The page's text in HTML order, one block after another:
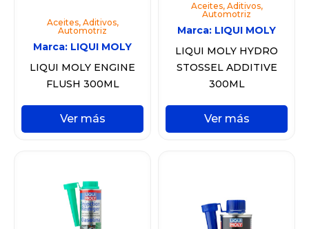
Aceites, Aditivos,
Automotriz
Marca: LIQUI MOLY
LIQUI MOLY ENGINE
FLUSH 300ML
Ver más
Aceites, Aditivos,
Automotriz
Marca: LIQUI MOLY
LIQUI MOLY HYDRO
STOSSEL ADDITIVE
300ML
Ver más